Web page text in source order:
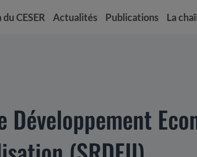
CESER Actualités Publications La